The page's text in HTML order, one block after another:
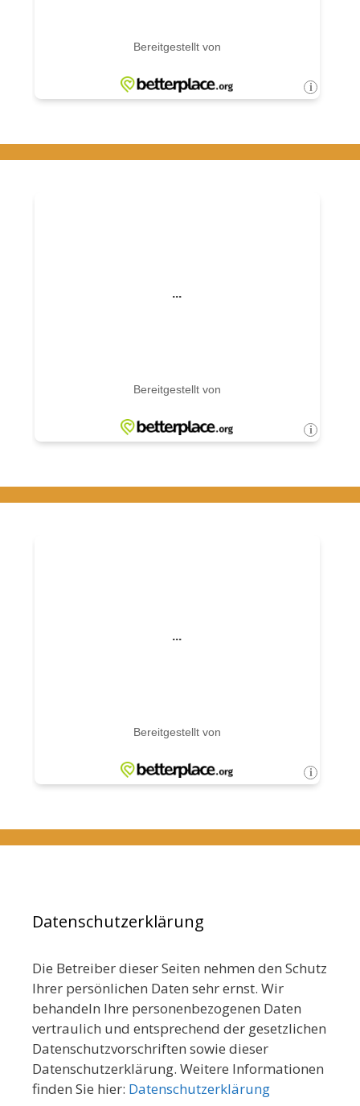
Datenschutzerklärung
Die Betreiber dieser Seiten nehmen den Schutz
Ihrer persönlichen Daten sehr ernst. Wir
behandeln Ihre personenbezogenen Daten
vertraulich und entsprechend der gesetzlichen
Datenschutzvorschriften sowie dieser
Datenschutzerklärung. Weitere Informationen
finden Sie hier: Datenschutzerklärung